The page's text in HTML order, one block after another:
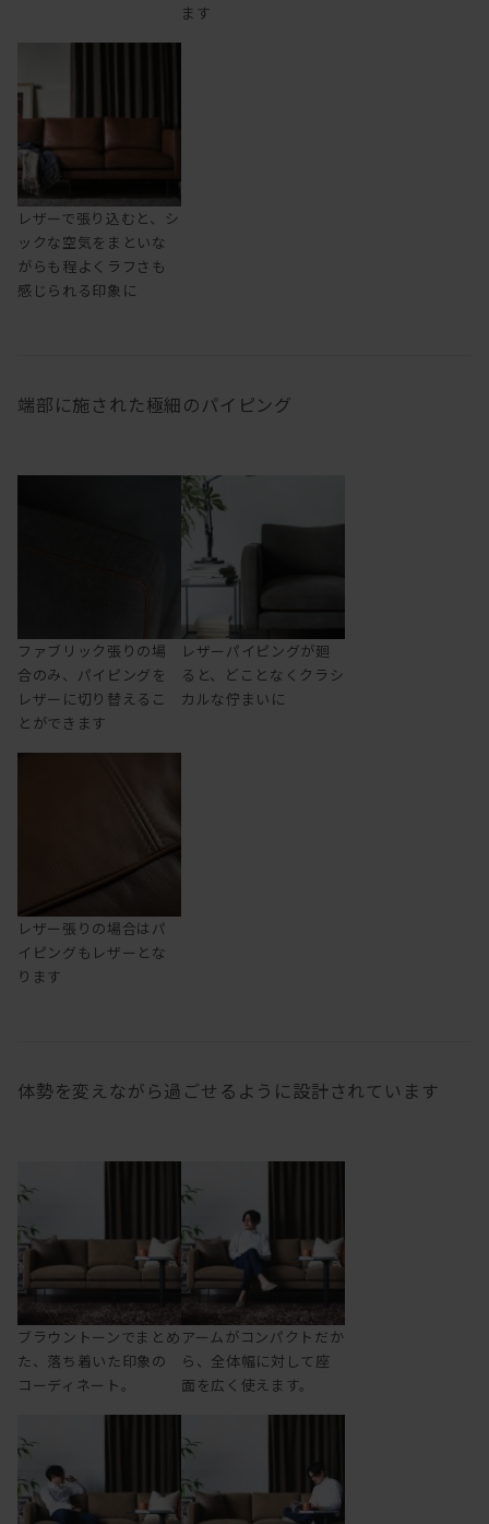
ます
レザーで張り込むと、シ
ックな空気をまといな
がらも程よくラフさも
感じられる印象に
端部に施された極細のパイピング
ファブリック張りの場
合のみ、パイピングを
レザーに切り替えるこ
とができます
レザーパイピングが廻
ると、どことなくクラシ
カルな佇まいに
レザー張りの場合はパ
イピングもレザーとな
ります
体勢を変えながら過ごせるように設計されています
ブラウントーンでまとめ
た、落ち着いた印象の
コーディネート。
アームがコンパクトだか
ら、全体幅に対して座
面を広く使えます。